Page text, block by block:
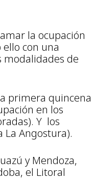
la ocupación
con una
modalidades de
primera quincena
en los
Y los
La Angostura).
y Mendoza,
el Litoral